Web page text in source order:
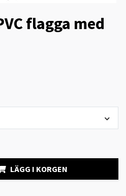
flagga med
LÄGG I KORGEN